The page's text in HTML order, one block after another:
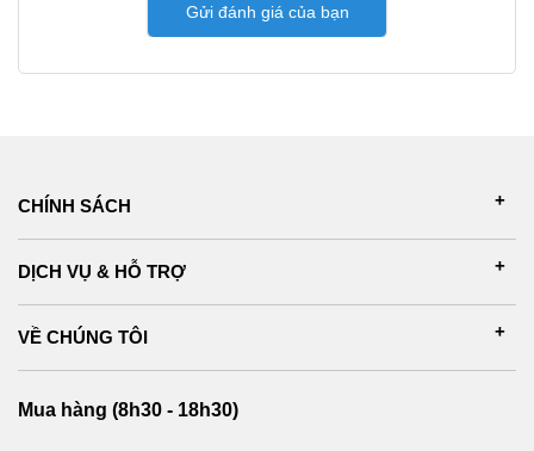
Gửi đánh giá của bạn
CHÍNH SÁCH
DỊCH VỤ & HỖ TRỢ
VỀ CHÚNG TÔI
Mua hàng (8h30 - 18h30)